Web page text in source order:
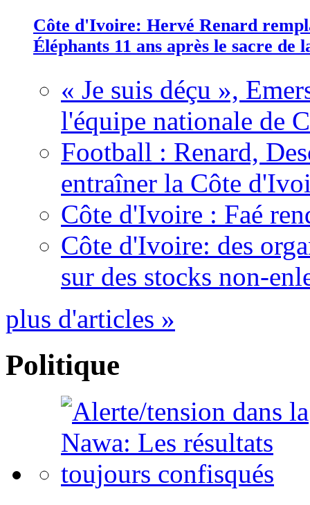
Côte d'Ivoire: Hervé Renard
Éléphants 11 ans après le sacre de
« Je suis déçu »,
l'équipe nationale de
Football : Renard,
entraîner la Côte
Côte d'Ivoire : Faé
Côte d'Ivoire: des
sur des stocks non-
plus d'articles »
Politique